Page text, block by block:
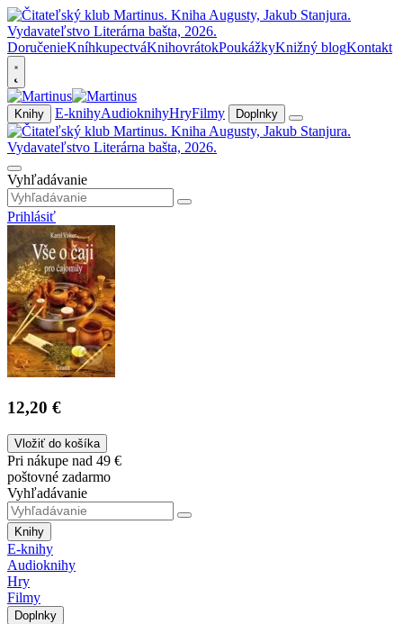
DoručenieKníhkupectváKnihovrátokPoukážkyKnižný blogKontakt
Knihy E-knihyAudioknihyHryFilmy Doplnky
Vyhľadávanie
Prihlásiť
12,20 €
Vložiť do košíka
Pri nákupe nad 49 €
poštovné zadarmo
Vyhľadávanie
Knihy
E-knihy
Audioknihy
Hry
Filmy
Doplnky